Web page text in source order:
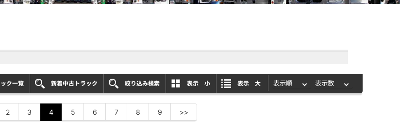
ク一覧 新着中古トラック 絞り込み検索 表示 小 表示 大
2 3 4 5 6 7 8 9 >>